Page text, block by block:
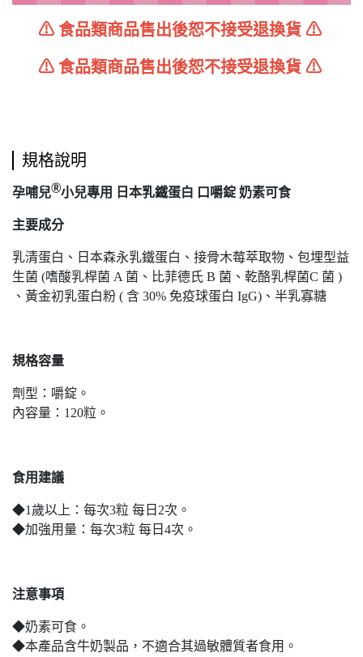
⚠ 食品類商品售出後恕不接受退換貨 ⚠
⚠ 食品類商品售出後恕不接受退換貨 ⚠
規格說明
孕哺兒Ⓡ小兒專用 日本乳鐵蛋白 口嚼錠 奶素可食
主要成分
乳清蛋白、日本森永乳鐵蛋白、接骨木莓萃取物、包埋型益
生菌 (嗜酸乳桿菌 A 菌、比菲德氏 B 菌、乾酪乳桿菌C 菌 )
、黃金初乳蛋白粉 ( 含 30% 免疫球蛋白 IgG)、半乳寡糖
規格容量
劑型：嚼錠。
內容量：120粒。
食用建議
◆1歲以上：每次3粒 每日2次。
◆加強用量：每次3粒 每日4次。
注意事項
◆奶素可食。
◆本產品含牛奶製品，不適合其過敏體質者食用。